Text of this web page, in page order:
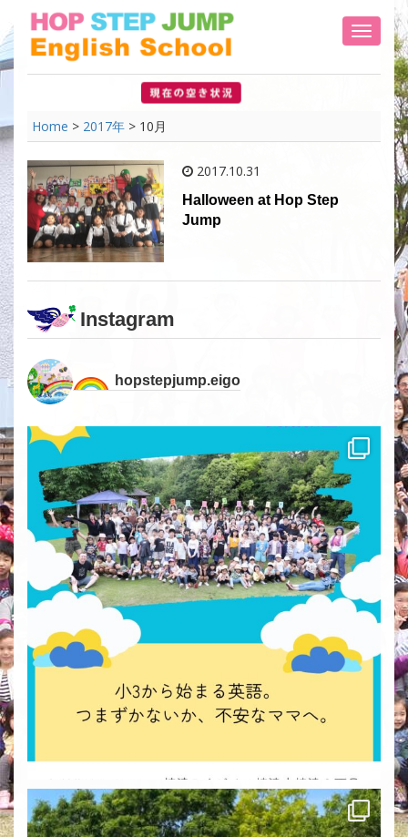
Toggle
Home > 2017年 > 10月
2017.10.31
Halloween at Hop Step
Jump
Instagram
hopstepjump.eigo